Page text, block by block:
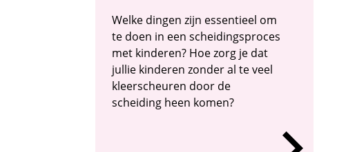
Welke dingen zijn essentieel om
te doen in een scheidingsproces
met kinderen? Hoe zorg je dat
jullie kinderen zonder al te veel
kleerscheuren door de
scheiding heen komen?